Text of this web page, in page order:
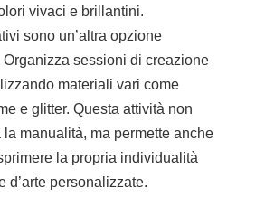
vivaci e brillantini.
sono un’altra opzione
sessioni di creazione
materiali vari come
e glitter. Questa attività non
manualità, ma permette anche
la propria individualità
d’arte personalizzate.